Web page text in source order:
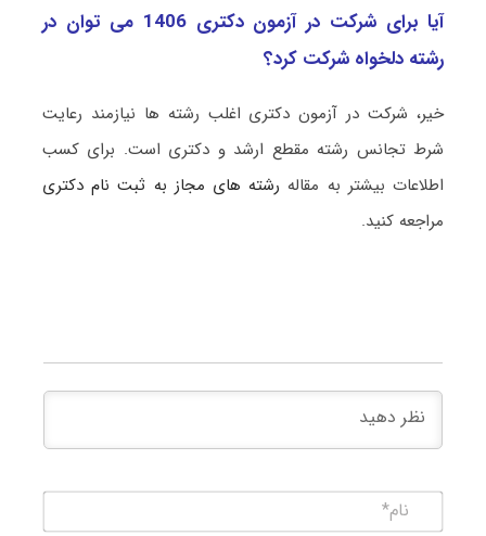
آیا برای شرکت در آزمون دکتری 1406 می توان در
رشته دلخواه شرکت کرد؟
خیر، شرکت در آزمون دکتری اغلب رشته ها نیازمند رعایت
شرط تجانس رشته مقطع ارشد و دکتری است. برای کسب
اطلاعات بیشتر به مقاله رشته های مجاز به ثبت نام دکتری
مراجعه کنید.